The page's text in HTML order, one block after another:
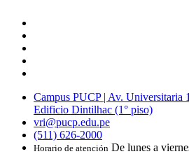
Campus PUCP | Av. Universitaria
Edificio Dintilhac (1° piso)
vri@pucp.edu.pe
(511) 626-2000
Horario de atención De lunes a